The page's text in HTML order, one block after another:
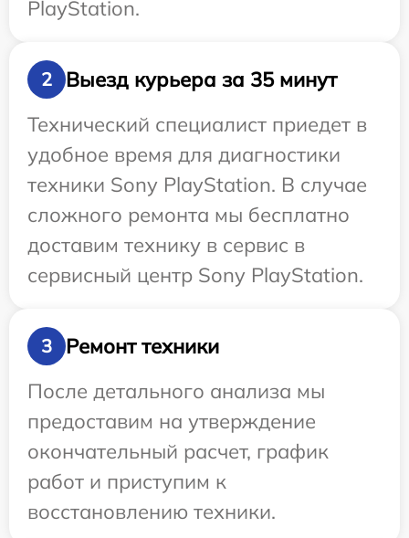
PlayStation.
2
Выезд курьера за 35 минут
Технический специалист приедет в
удобное время для диагностики
техники Sony PlayStation. В случае
сложного ремонта мы бесплатно
доставим технику в сервис в
сервисный центр Sony PlayStation.
3
Ремонт техники
После детального анализа мы
предоставим на утверждение
окончательный расчет, график
работ и приступим к
восстановлению техники.